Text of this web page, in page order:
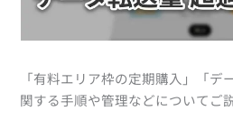
「有料エリア枠の定期購入」「デ
関する手順や管理などについてご